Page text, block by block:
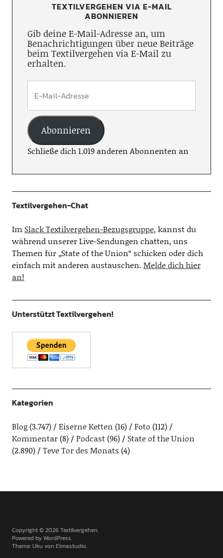
TEXTILVERGEHEN VIA E-MAIL
ABONNIEREN
Gib deine E-Mail-Adresse an, um
Benachrichtigungen über neue Beiträge
beim Textilvergehen via E-Mail zu
erhalten.
Abonnieren
Schließe dich 1.019 anderen Abonnenten an
Textilvergehen-Chat
Im Slack Textilvergehen-Bezugsgruppe, kannst du
während unserer Live-Sendungen chatten, uns
Themen für „State of the Union“ schicken oder dich
einfach mit anderen austauschen.Melde dich hier
an!
Unterstützt Textilvergehen!
Kategorien
Blog(3.747) Eiserne Ketten (16) Foto (112)
Kommentar(8) Podcast(96)
State of the Union
(2.890)
Teve Tor des Monats (4)
Copyright © 2026 Textilvergehen
Powered byWordPress
Theme: Uku vonElmastudio